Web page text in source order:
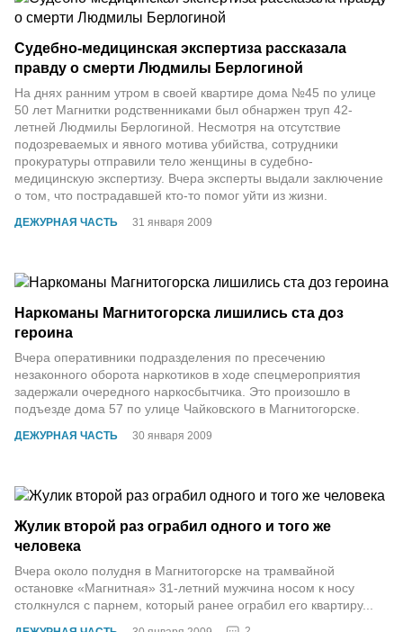
ДЕЖУРНАЯ ЧАСТЬ 31 января 2009
Судебно-медицинская экспертиза рассказала
правду о смерти Людмилы Берлогиной
На днях ранним утром в своей квартире дома №45 по улице
50 лет Магнитки родственниками был обнаржен труп 42-
летней Людмилы Берлогиной. Несмотря на отсутствие
подозреваемых и явного мотива убийства, сотрудники
прокуратуры отправили тело женщины в судебно-
медицинскую экспертизу. Вчера эксперты выдали заключение
о том, что пострадавшей кто-то помог уйти из жизни.
ДЕЖУРНАЯ ЧАСТЬ 30 января 2009
Наркоманы Магнитогорска лишились ста доз
героина
Вчера оперативники подразделения по пресечению
незаконного оборота наркотиков в ходе спецмероприятия
задержали очередного наркосбытчика. Это произошло в
подъезде дома 57 по улице Чайковского в Магнитогорске.
Жулик второй раз ограбил одного и того же
человека
Вчера около полудня в Магнитогорске на трамвайной
остановке «Магнитная» 31-летний мужчина носом к носу
столкнулся с парнем, который ранее ограбил его квартиру...